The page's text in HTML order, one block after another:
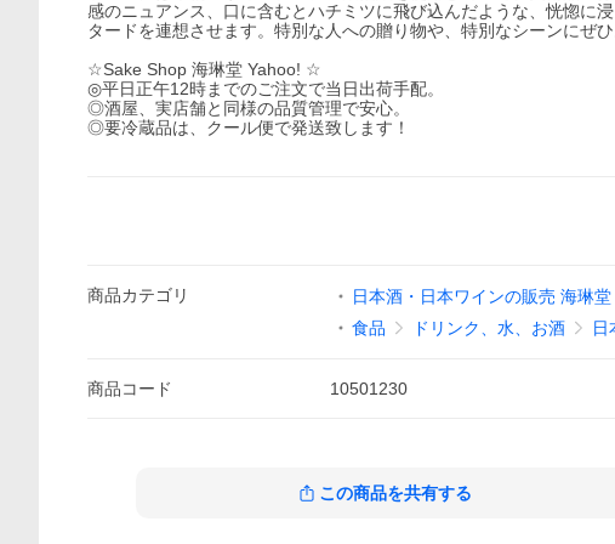
感のニュアンス、口に含むとハチミツに飛び込んだような、恍惚に
タードを連想させます。特別な人への贈り物や、特別なシーンにぜひ
☆Sake Shop 海琳堂 Yahoo! ☆
◎平日正午12時までのご注文で当日出荷手配。
◎酒屋、実店舗と同様の品質管理で安心。
◎要冷蔵品は、クール便で発送致します！
商品カテゴリ 日本酒・日本ワインの販売 海琳
食品
ドリンク、水、お酒 日
商品コード 10501230
この商品を共有する